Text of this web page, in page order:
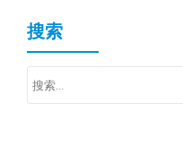
搜索